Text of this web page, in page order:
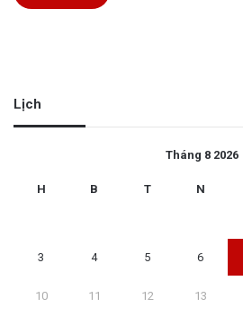
Lịch
Tháng 8 2026
H B T N
3 4 5 6
10 11 12 13